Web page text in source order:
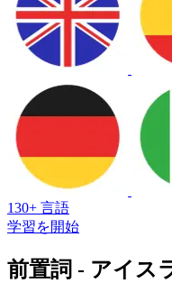
130+ 言語
学習を開始
前置詞 - アイス